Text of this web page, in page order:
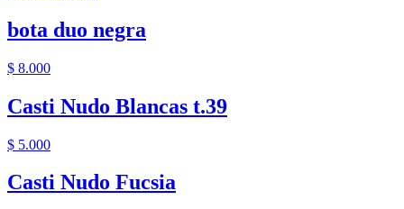
bota duo negra
$ 8.000
Casti Nudo Blancas t.39
$ 5.000
Casti Nudo Fucsia